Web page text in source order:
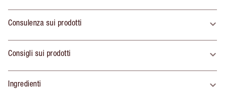
Consulenza sui prodotti
Consigli sui prodotti
Ingredienti